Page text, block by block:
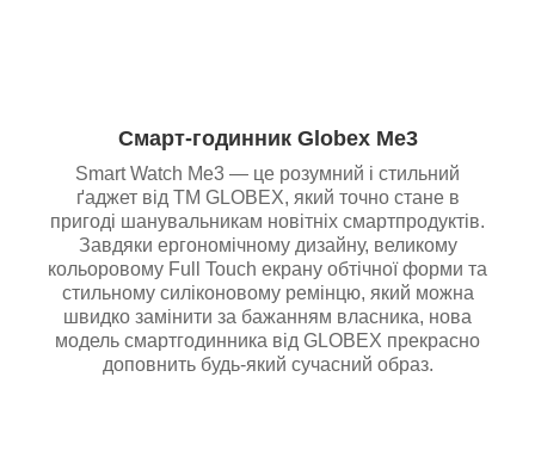
Смарт-годинник Globex Me3
Smart Watch Me3 — це розумний і стильний
ґаджет від ТМ GLOBEX, який точно стане в
пригоді шанувальникам новітніх смартпродуктів.
Завдяки ергономічному дизайну, великому
кольоровому Full Touch екрану обтічної форми та
стильному силіконовому ремінцю, який можна
швидко замінити за бажанням власника, нова
модель смартгодинника від GLOBEX прекрасно
доповнить будь-який сучасний образ.